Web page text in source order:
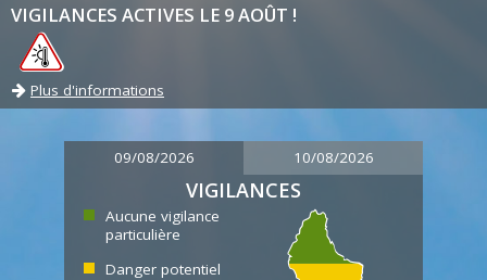
VIGILANCES ACTIVES LE 9 AOÛT !
Plus d'informations
09/08/2026 10/08/2026
VIGILANCES
Aucune vigilance
particulière
Danger potentiel